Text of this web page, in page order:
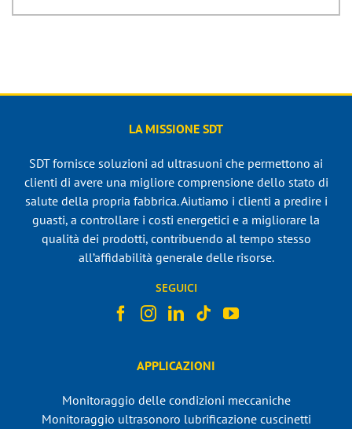
LA MISSIONE SDT
SDT fornisce soluzioni ad ultrasuoni che permettono ai
clienti di avere una migliore comprensione dello stato di
salute della propria fabbrica. Aiutiamo i clienti a predire i
guasti, a controllare i costi energetici e a migliorare la
qualità dei prodotti, contribuendo al tempo stesso
all’affidabilità generale delle risorse.
SEGUICI
APPLICAZIONI
Monitoraggio delle condizioni meccaniche
Monitoraggio ultrasonoro lubrificazione cuscinetti